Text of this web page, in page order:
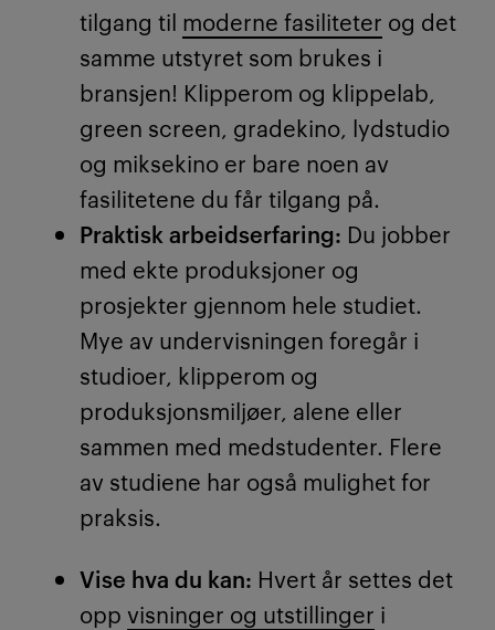
tilgang til moderne fasiliteter og det
samme utstyret som brukes i
bransjen! Klipperom og klippelab,
green screen, gradekino, lydstudio
og miksekino er bare noen av
fasilitetene du får tilgang på.
Praktisk arbeidserfaring: Du jobber
med ekte produksjoner og
prosjekter gjennom hele studiet.
Mye av undervisningen foregår i
studioer, klipperom og
produksjonsmiljøer, alene eller
sammen med medstudenter. Flere
av studiene har også mulighet for
praksis.
Vise hva du kan: Hvert år settes det
opp visninger og utstillinger i